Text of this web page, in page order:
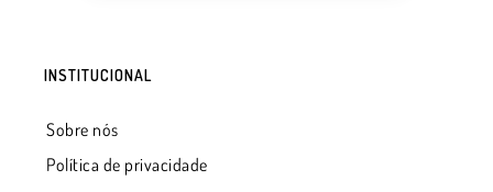
INSTITUCIONAL
Sobre nós
Política de privacidade